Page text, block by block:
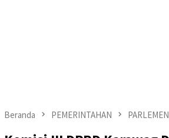
Beranda PEMERINTAHAN